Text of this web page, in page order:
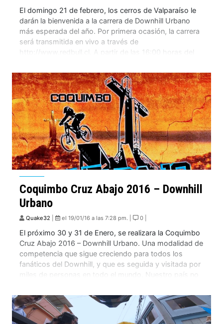
El domingo 21 de febrero, los cerros de Valparaíso le
darán la bienvenida a la carrera de Downhill Urbano
más esperada del año. Por primera ocasión, la carrera
será transmitida en vivo a través de
http://www.redbull.cl. A partir de las 16:00 horas del
bienvenida a […]
Coquimbo Cruz Abajo 2016 – Downhill
Urbano
Quake32 el 19/01/16 a las 7:28 pm. | 0 |
El próximo 30 y 31 de Enero, se realizara la Coquimbo
Cruz Abajo 2016 – Downhill Urbano. Una modalidad de
competencia que sigue creciendo para todos los
fanáticos del Downhill, y que es seguida y visitada por
miles de personas en todo el mundo. Nuestro país no